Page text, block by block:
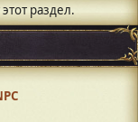
раздел.